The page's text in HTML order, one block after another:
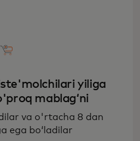
yiliga
mablag‘ni
va o'rtacha 8 dan
ega bo‘ladilar